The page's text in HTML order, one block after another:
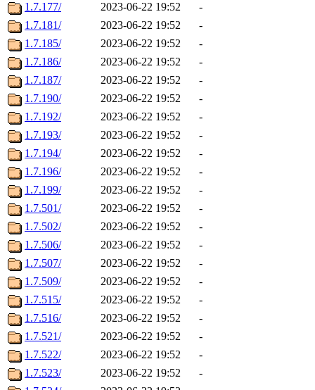
1.7.177/
2023-06-22 19:52
-
1.7.181/
2023-06-22 19:52
-
1.7.185/
2023-06-22 19:52
-
1.7.186/
2023-06-22 19:52
-
1.7.187/
2023-06-22 19:52
-
1.7.190/
2023-06-22 19:52
-
1.7.192/
2023-06-22 19:52
-
1.7.193/
2023-06-22 19:52
-
1.7.194/
2023-06-22 19:52
-
1.7.196/
2023-06-22 19:52
-
1.7.199/
2023-06-22 19:52
-
1.7.501/
2023-06-22 19:52
-
1.7.502/
2023-06-22 19:52
-
1.7.506/
2023-06-22 19:52
-
1.7.507/
2023-06-22 19:52
-
1.7.509/
2023-06-22 19:52
-
1.7.515/
2023-06-22 19:52
-
1.7.516/
2023-06-22 19:52
-
1.7.521/
2023-06-22 19:52
-
1.7.522/
2023-06-22 19:52
-
1.7.523/
2023-06-22 19:52
-